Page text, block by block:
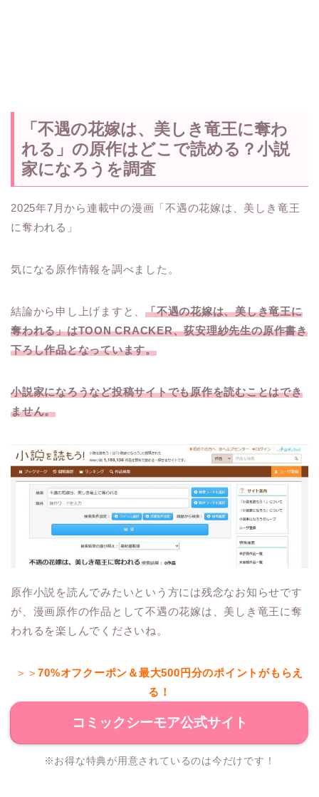
「不遇の花嫁は、美しき竜王に奪わ
れる」の原作はどこで読める？小説
家になろうを調査
2025年7月から連載中の漫画「不遇の花嫁は、美しき竜王
に奪われる」
気になる原作情報を調べました。
結論から申し上げますと、「不遇の花嫁は、美しき竜王に
奪われる」はTOON CRACKER、荻安理紗先生の原作書き
下ろし作品となっています。
小説家になろうなど投稿サイトでも原作を読むことはでき
ません。
原作小説を読んでみたいという方には残念なお知らせです
が、漫画原作の作品として不遇の花嫁は、美しき竜王に奪
われるを楽しんでくださいね。
＞＞70%オフクーポン＆最大500円分のポイントがもらえ
る！
コミックシーモア公式サイト
※お得な特典が用意されているのは今だけです！